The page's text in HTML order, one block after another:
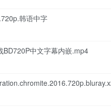
韩语中字
中文字幕内嵌.mp4